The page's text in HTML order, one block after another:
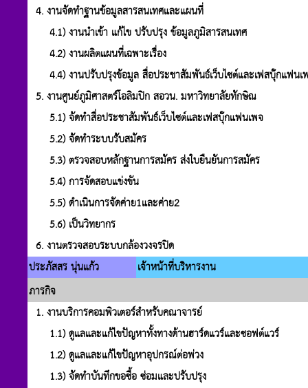
4. งานจัดทำฐานข้อมูลสารสนเทศและแผนที่
4.1) งานนำเข้า แก้ไข ปรับปรุง ข้อมูลภูมิสารสนเทศ
4.2) งานผลิตแผนที่เฉพาะเรื่อง
4.4) งานปรับปรุงข้อมูล สื่อประชาสัมพันธ์เว็บไซต์และเฟสบุ๊กแฟนเ
5. งานศูนย์ภูมิศาสตร์โอลิมปิก สอวน. มหาวิทยาลัยทักษิณ
5.1) จัดทำสื่อประชาสัมพันธ์เว็บไซต์และเฟสบุ๊กแฟนเพจ
5.2) จัดทำระบบรับสมัคร
5.3) ตรวจสอบหลักฐานการสมัคร ส่งใบยืนยันการสมัคร
5.4) การจัดสอบแข่งขัน
5.5) ดำเนินการจัดค่าย1และค่าย2
5.6) เป็นวิทยากร
6. งานตรวจสอบระบบกล้องวงจรปิด
ประภัสสร นุ่นแก้ว
เจ้าหน้าที่บริหารงาน
ภารกิจ
1. งานบริการคอมพิวเตอร์สำหรับคณาจารย์
1.1) ดูแลและแก้ไขปัญหาทั้งทางด้านฮาร์ดแวร์และซอฟต์แวร์
1.2) ดูแลและแก้ไขปัญหาอุปกรณ์ต่อพ่วง
1.3) จัดทำบันทึกขอซื้อ ซ่อมและปรับปรุง